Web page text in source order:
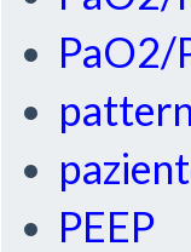
PaO2/
PEEP